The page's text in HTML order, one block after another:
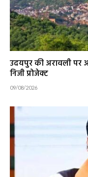
उदयपुर की अरावली पर
निजी प्रोजेक्ट
09/08/2026